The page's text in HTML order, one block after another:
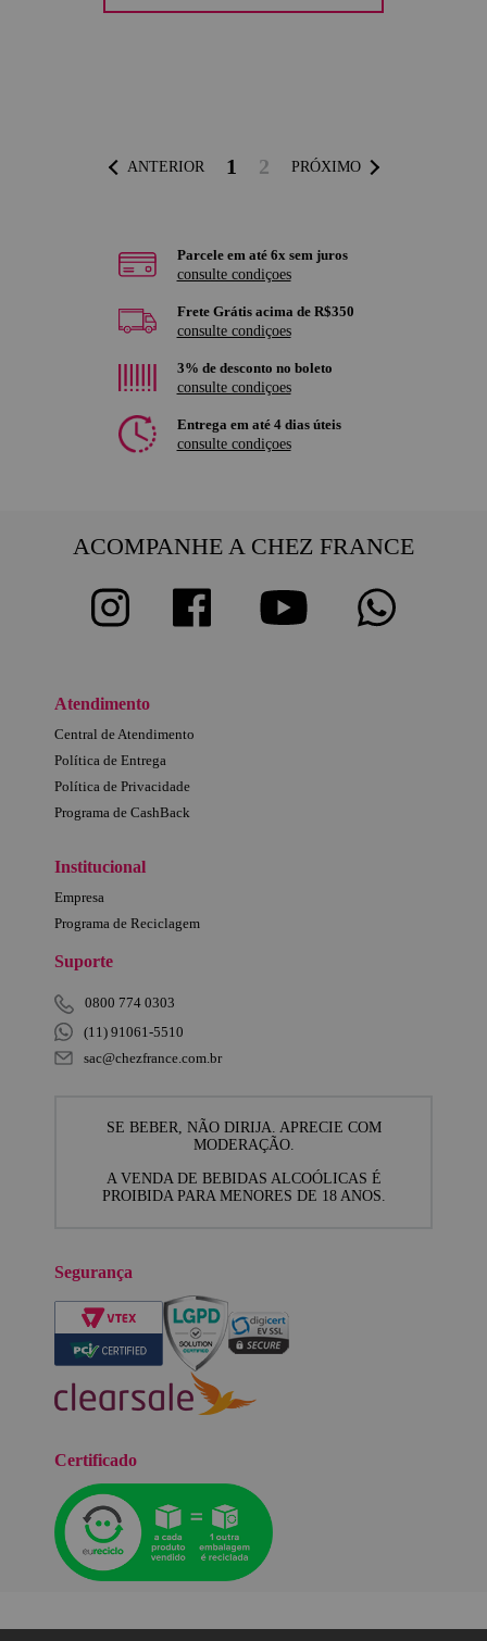
ANTERIOR 1 2 PRÓXIMO
Parcele em até 6x sem juros
consulte condiçoes
Frete Grátis acima de R$350
consulte condiçoes
3% de desconto no boleto
consulte condiçoes
Entrega em até 4 dias úteis
consulte condiçoes
ACOMPANHE A CHEZ FRANCE
Atendimento
Central de Atendimento
Política de Entrega
Política de Privacidade
Programa de CashBack
Institucional
Empresa
Programa de Reciclagem
Suporte
0800 774 0303
(11) 91061-5510
sac@chezfrance.com.br
SE BEBER, NÃO DIRIJA. APRECIE COM
MODERAÇÃO.
A VENDA DE BEBIDAS ALCOÓLICAS É
PROIBIDA PARA MENORES DE 18 ANOS.
Segurança
Certificado